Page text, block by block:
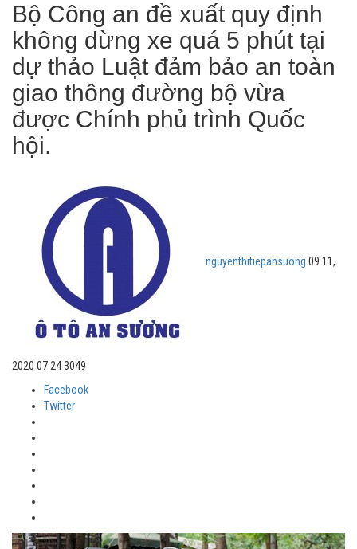
Bộ Công an đề xuất quy định
không dừng xe quá 5 phút tại
dự thảo Luật đảm bảo an toàn
giao thông đường bộ vừa
được Chính phủ trình Quốc
hội.
nguyenthitiepansuong 09 11,
2020 07:243049
Facebook
Twitter